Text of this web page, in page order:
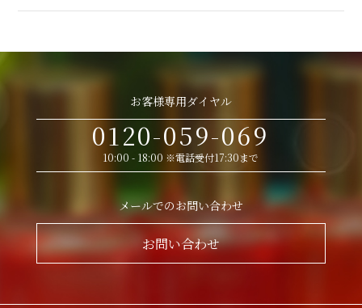
お客様専用ダイヤル
0120-059-069
10:00 - 18:00 ※電話受付17:30まで
メールでのお問い合わせ
お問い合わせ